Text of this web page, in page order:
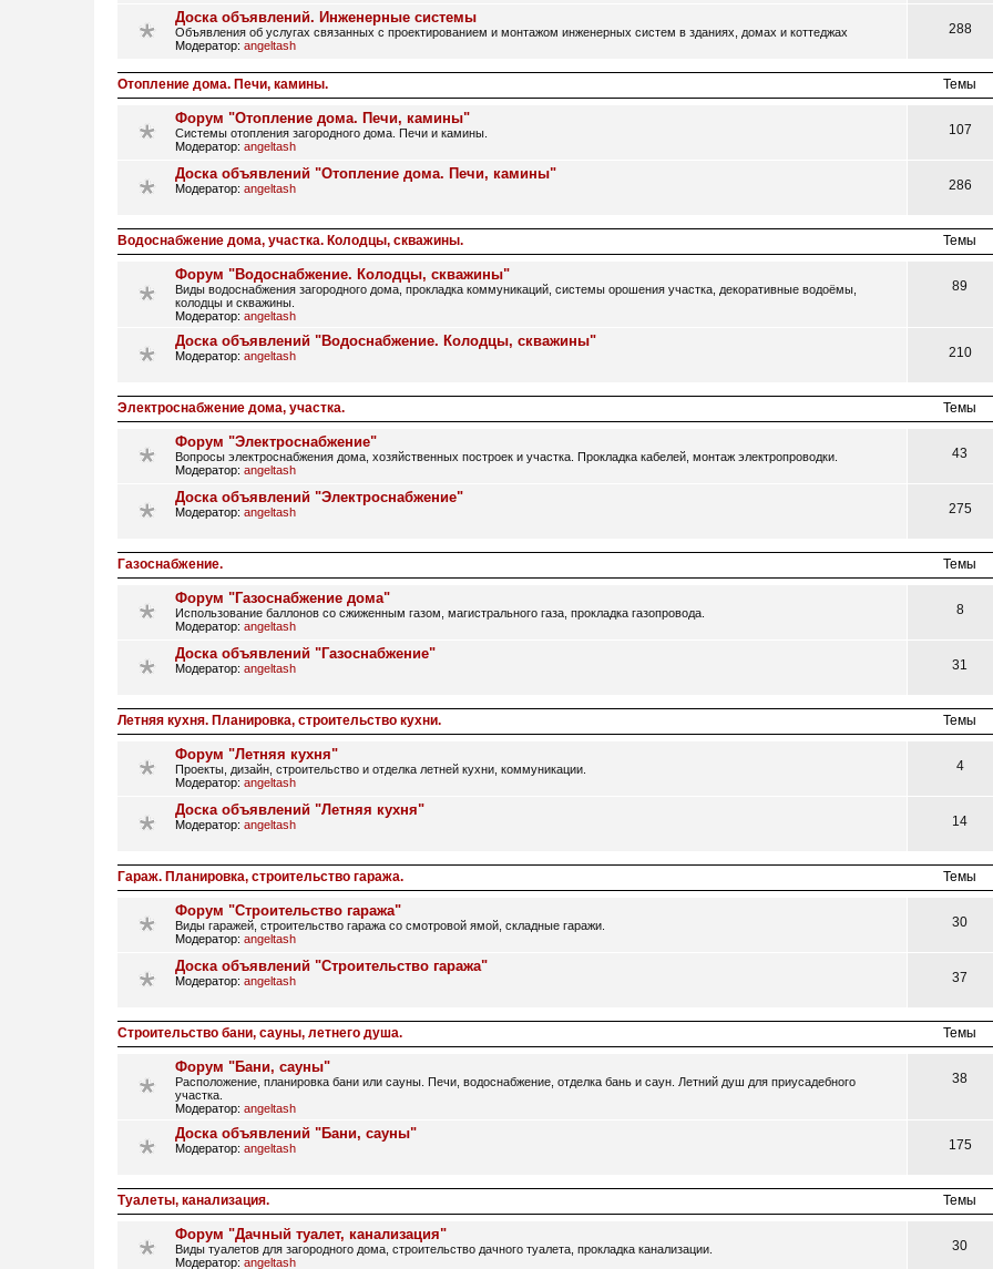
Доска объявлений. Инженерные системы
Объявления об услугах связанных с проектированием и монтажом инженерных систем в зданиях, домах и коттеджах
Модератор: angeltash
288
Отопление дома. Печи, камины. Темы
Форум "Отопление дома. Печи, камины"
Системы отопления загородного дома. Печи и камины.
Модератор: angeltash
107
Доска объявлений "Отопление дома. Печи, камины"
Модератор: angeltash 286
Водоснабжение дома, участка. Колодцы, скважины. Темы
Форум "Водоснабжение. Колодцы, скважины"
Виды водоснабжения загородного дома, прокладка коммуникаций, системы орошения участка, декоративные водоёмы,
колодцы и скважины.
Модератор: angeltash
89
Доска объявлений "Водоснабжение. Колодцы, скважины"
Модератор: angeltash 210
Электроснабжение дома, участка. Темы
Форум "Электроснабжение"
Вопросы электроснабжения дома, хозяйственных построек и участка. Прокладка кабелей, монтаж электропроводки.
Модератор: angeltash
43
Доска объявлений "Электроснабжение"
Модератор: angeltash 275
Газоснабжение. Темы
Форум "Газоснабжение дома"
Использование баллонов со сжиженным газом, магистрального газа, прокладка газопровода.
Модератор: angeltash
8
Доска объявлений "Газоснабжение"
Модератор: angeltash 31
Летняя кухня. Планировка, строительство кухни. Темы
Форум "Летняя кухня"
Проекты, дизайн, строительство и отделка летней кухни, коммуникации.
Модератор: angeltash
4
Доска объявлений "Летняя кухня"
Модератор: angeltash 14
Гараж. Планировка, строительство гаража. Темы
Форум "Строительство гаража"
Виды гаражей, строительство гаража со смотровой ямой, складные гаражи.
Модератор: angeltash
30
Доска объявлений "Строительство гаража"
Модератор: angeltash 37
Строительство бани, сауны, летнего душа. Темы
Форум "Бани, сауны"
Расположение, планировка бани или сауны. Печи, водоснабжение, отделка бань и саун. Летний душ для приусадебного
участка.
Модератор: angeltash
38
Доска объявлений "Бани, сауны"
Модератор: angeltash 175
Туалеты, канализация. Темы
Форум "Дачный туалет, канализация"
Виды туалетов для загородного дома, строительство дачного туалета, прокладка канализации.
Модератор: angeltash
30